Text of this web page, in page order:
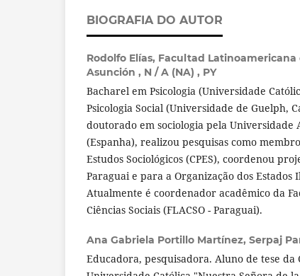
BIOGRAFIA DO AUTOR
Rodolfo Elías, Facultad Latinoamericana
Asunción , N / A (NA) , PY
Bacharel em Psicologia (Universidade
Psicologia Social (Universidade de Guelph,
doutorado em sociologia pela Universidade
(Espanha), realizou pesquisas como
Estudos Sociológicos (CPES), coordenou
Paraguai e para a Organização dos Estados
Atualmente é coordenador acadêmico da
Ciências Sociais (FLACSO - Paraguai).
Ana Gabriela Portillo Martínez, Serpaj
Educadora, pesquisadora. Aluno de tese